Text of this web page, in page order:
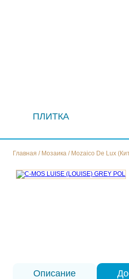
ПЛИТКА
Главная / Мозаика / Mozaico De Lux
Описание